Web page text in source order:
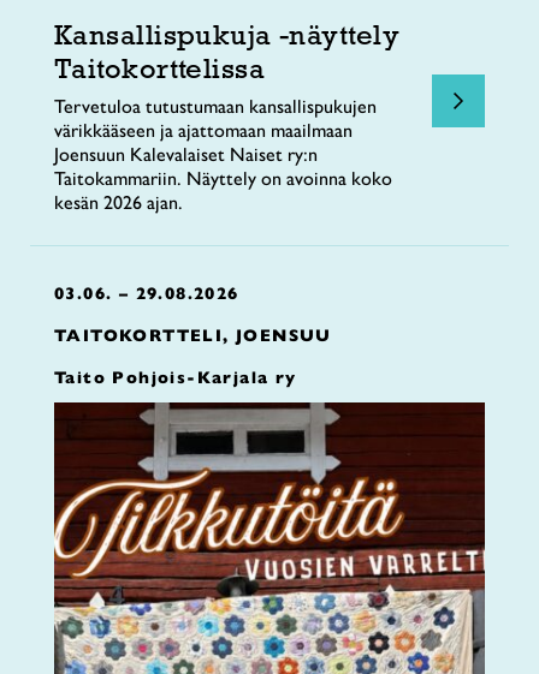
Kansallispukuja -näyttely
Taitokorttelissa
Tervetuloa tutustumaan kansallispukujen
värikkääseen ja ajattomaan maailmaan
Joensuun Kalevalaiset Naiset ry:n
Taitokammariin. Näyttely on avoinna koko
kesän 2026 ajan.
03.06. – 29.08.2026
TAITOKORTTELI, JOENSUU
Taito Pohjois-Karjala ry